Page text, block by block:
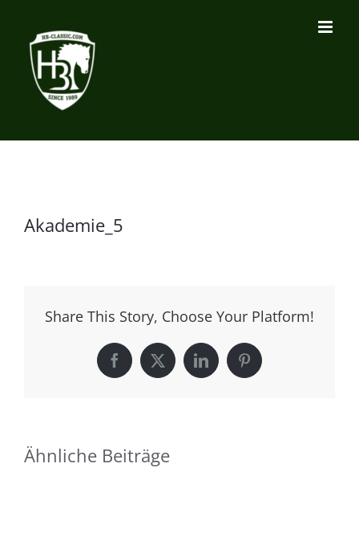
Inhalt
springen
Akademie_5
Share This Story, Choose Your Platform!
Facebook
X LinkedInPinterest
Ähnliche Beiträge